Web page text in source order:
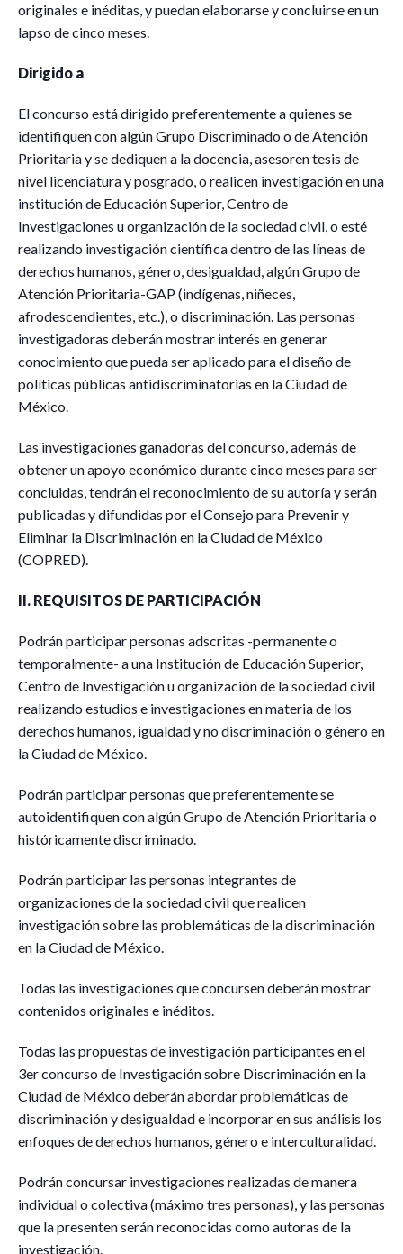
originales e inéditas, y puedan elaborarse y concluirse en un
lapso de cinco meses.
Dirigido a
El concurso está dirigido preferentemente a quienes se
identifiquen con algún Grupo Discriminado o de Atención
Prioritaria y se dediquen a la docencia, asesoren tesis de
nivel licenciatura y posgrado, o realicen investigación en una
institución de Educación Superior, Centro de
Investigaciones u organización de la sociedad civil, o esté
realizando investigación científica dentro de las líneas de
derechos humanos, género, desigualdad, algún Grupo de
Atención Prioritaria-GAP (indígenas, niñeces,
afrodescendientes, etc.), o discriminación. Las personas
investigadoras deberán mostrar interés en generar
conocimiento que pueda ser aplicado para el diseño de
políticas públicas antidiscriminatorias en la Ciudad de
México.
Las investigaciones ganadoras del concurso, además de
obtener un apoyo económico durante cinco meses para ser
concluidas, tendrán el reconocimiento de su autoría y serán
publicadas y difundidas por el Consejo para Prevenir y
Eliminar la Discriminación en la Ciudad de México
(COPRED).
II. REQUISITOS DE PARTICIPACIÓN
Podrán participar personas adscritas -permanente o
temporalmente- a una Institución de Educación Superior,
Centro de Investigación u organización de la sociedad civil
realizando estudios e investigaciones en materia de los
derechos humanos, igualdad y no discriminación o género en
la Ciudad de México.
Podrán participar personas que preferentemente se
autoidentifiquen con algún Grupo de Atención Prioritaria o
históricamente discriminado.
Podrán participar las personas integrantes de
organizaciones de la sociedad civil que realicen
investigación sobre las problemáticas de la discriminación
en la Ciudad de México.
Todas las investigaciones que concursen deberán mostrar
contenidos originales e inéditos.
Todas las propuestas de investigación participantes en el
3er concurso de Investigación sobre Discriminación en la
Ciudad de México deberán abordar problemáticas de
discriminación y desigualdad e incorporar en sus análisis los
enfoques de derechos humanos, género e interculturalidad.
Podrán concursar investigaciones realizadas de manera
individual o colectiva (máximo tres personas), y las personas
que la presenten serán reconocidas como autoras de la
investigación.